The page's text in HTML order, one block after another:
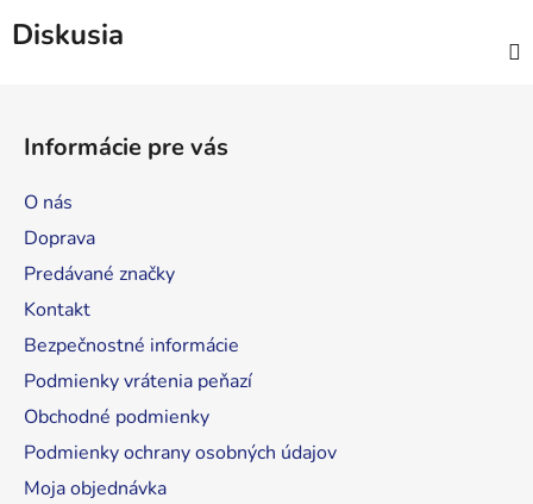
Diskusia
Informácie pre vás
O nás
Doprava
Predávané značky
Kontakt
Bezpečnostné informácie
Podmienky vrátenia peňazí
Obchodné podmienky
Podmienky ochrany osobných údajov
Moja objednávka